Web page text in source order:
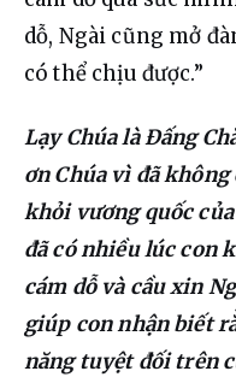
dỗ, Ngài cũng mở
có thể chịu được.”
Lạy Chúa là Đấng
ơn Chúa vì đã
khỏi vương quốc
đã có nhiều lúc con
cám dỗ và cầu xin
giúp con nhận biết
năng tuyệt đối trên